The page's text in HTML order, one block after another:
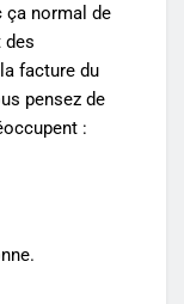
ça normal de
des
facture du
pensez de
: